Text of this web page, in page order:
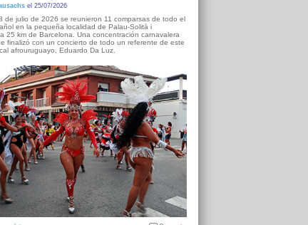
el 25/07/2026
de julio de 2026 se reunieron 11 comparsas de todo el
en la pequeña localidad de Palau-Solità i
25 km de Barcelona. Una concentración carnavalera
finalizó con un concierto de todo un referente de este
afrouruguayo, Eduardo Da Luz.